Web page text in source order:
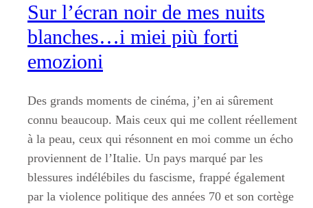
Sur l’écran noir de mes nuits
blanches…i miei più forti
emozioni
Des grands moments de cinéma, j’en ai sûrement
connu beaucoup. Mais ceux qui me collent réellement
à la peau, ceux qui résonnent en moi comme un écho
proviennent de l’Italie. Un pays marqué par les
blessures indélébiles du fascisme, frappé également
par la violence politique des années 70 et son cortège